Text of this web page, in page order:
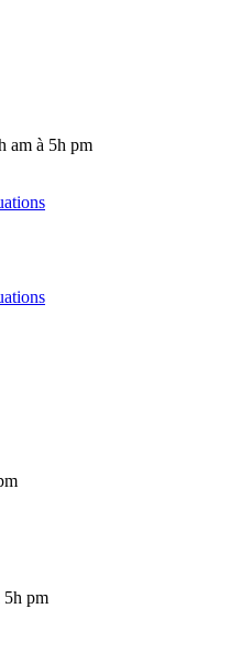
am à 5h pm
5h pm